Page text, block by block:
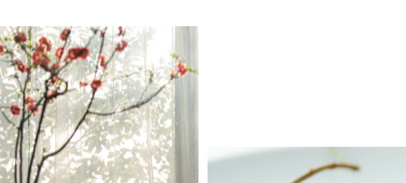
定休日 : 祝日を除く月・火曜日
よくあるご質問 ご列席者の方へ
会場見学のご予約
Privacy Policy